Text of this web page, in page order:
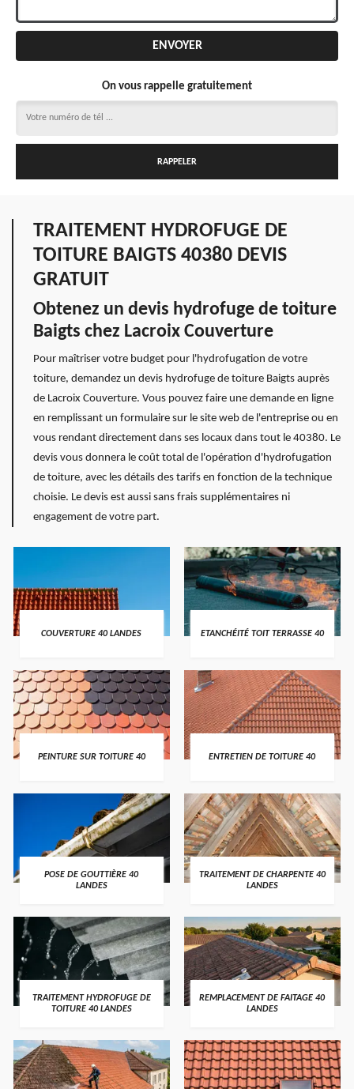
On vous rappelle gratuitement
TRAITEMENT HYDROFUGE DE
TOITURE BAIGTS 40380 DEVIS
GRATUIT
Obtenez un devis hydrofuge de toiture
Baigts chez Lacroix Couverture
Pour maîtriser votre budget pour l'hydrofugation de votre
toiture, demandez un devis hydrofuge de toiture Baigts auprès
de Lacroix Couverture. Vous pouvez faire une demande en ligne
en remplissant un formulaire sur le site web de l'entreprise ou en
vous rendant directement dans ses locaux dans tout le 40380. Le
devis vous donnera le coût total de l'opération d'hydrofugation
de toiture, avec les détails des tarifs en fonction de la technique
choisie. Le devis est aussi sans frais supplémentaires ni
engagement de votre part.
COUVERTURE 40 LANDES ETANCHÉITÉ TOIT TERRASSE 40
PEINTURE SUR TOITURE 40 ENTRETIEN DE TOITURE 40
POSE DE GOUTTIÈRE 40
LANDES
TRAITEMENT DE CHARPENTE 40
LANDES
TRAITEMENT HYDROFUGE DE
TOITURE 40 LANDES
REMPLACEMENT DE FAITAGE 40
LANDES